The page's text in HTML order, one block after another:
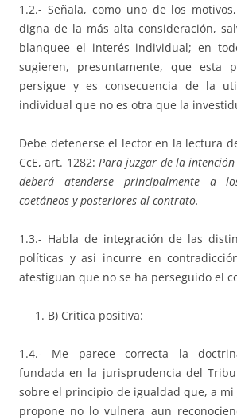
1.2.- Señala, como uno de los
digna de la más alta consideración,
blanquee el interés individual; en
sugieren, presuntamente, que esta
persigue y es consecuencia de la
individual que no es otra que la
Debe detenerse el lector en la lectura
CcE, art. 1282: Para juzgar de la
deberá atenderse principalmente a
coetáneos y posteriores al contrato.
1.3.- Habla de integración de las
políticas y asi incurre en
atestiguan que no se ha perseguido el
B) Critica positiva:
1.4.- Me parece correcta la
fundada en la jurisprudencia del
sobre el principio de igualdad que, a
propone no lo vulnera aun